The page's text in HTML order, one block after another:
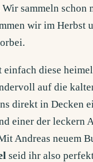
sammeln schon
wir im Herbst
einfach diese
auf die
direkt in Decken
einer der leckern
Andreas neuem
seid ihr also